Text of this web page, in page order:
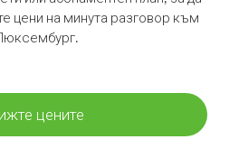
цени на минута разговор към
цените